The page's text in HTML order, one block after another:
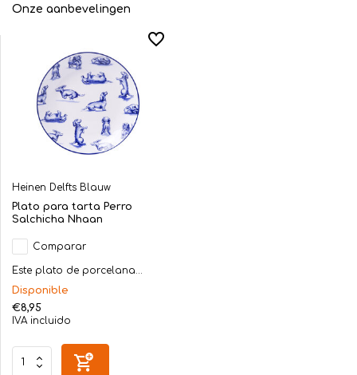
Onze aanbevelingen
Heinen Delfts Blauw
Plato para tarta Perro
Salchicha Nhaan
Comparar
Este plato de porcelana...
Disponible
€8,95
IVA incluido